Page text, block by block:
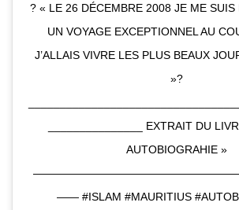
? « LE 26 DÉCEMBRE 2008 JE ME SUIS
UN VOYAGE EXCEPTIONNEL AU
J’ALLAIS VIVRE LES PLUS BEAUX
»?
_______________ EXTRAIT DU
AUTOBIOGRAHIE »
—— #ISLAM #MAURITIUS